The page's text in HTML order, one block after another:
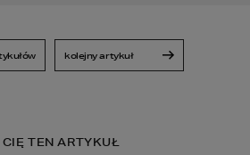
kolejny artykuł
TEN ARTYKUŁ